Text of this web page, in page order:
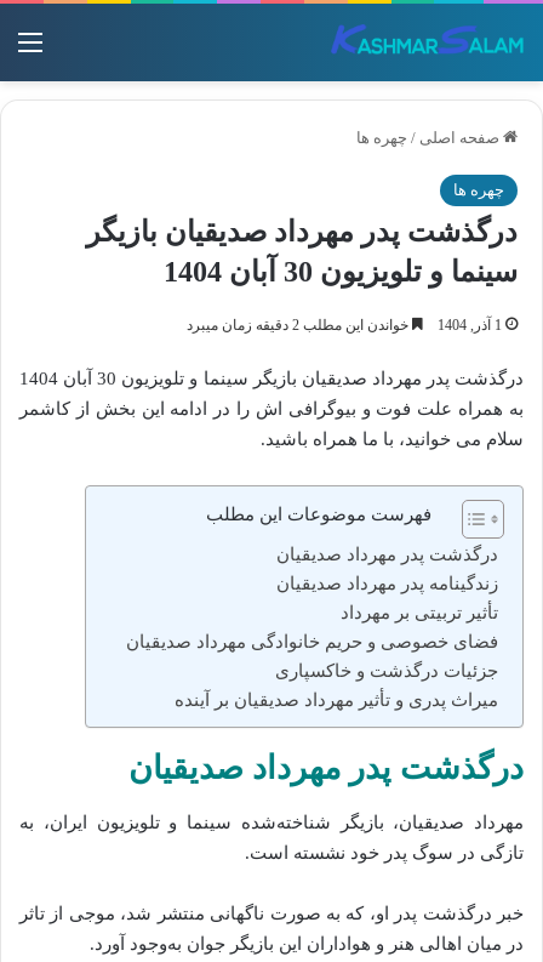
صفحه اصلی / چهره ها
چهره ها
درگذشت پدر مهرداد صدیقیان بازیگر
سینما و تلویزیون 30 آبان 1404
1 آذر, 1404 خواندن این مطلب 2 دقیقه زمان میبرد
درگذشت پدر مهرداد صدیقیان بازیگر سینما و تلویزیون 30 آبان 1404
به همراه علت فوت و بیوگرافی اش را در ادامه این بخش از کاشمر
سلام می خوانید، با ما همراه باشید.
فهرست موضوعات این مطلب
درگذشت پدر مهرداد صدیقیان
زندگینامه پدر مهرداد صدیقیان
تأثیر تربیتی بر مهرداد
فضای خصوصی و حریم خانوادگی مهرداد صدیقیان
جزئیات درگذشت و خاکسپاری
میراث پدری و تأثیر مهرداد صدیقیان بر آینده
درگذشت پدر مهرداد صدیقیان
مهرداد صدیقیان، بازیگر شناخته‌شده سینما و تلویزیون ایران، به‌
تازگی در سوگ پدر خود نشسته است.
خبر درگذشت پدر او، که به صورت ناگهانی منتشر شد، موجی از تاثر
در میان اهالی هنر و هواداران این بازیگر جوان به‌وجود آورد.